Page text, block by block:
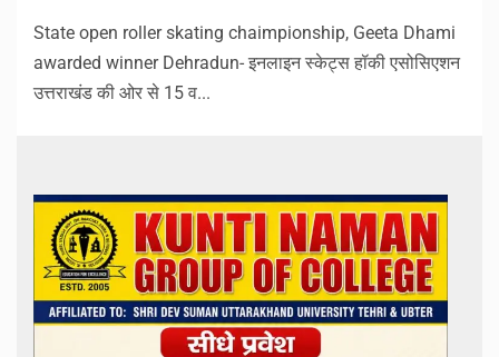
State open roller skating chaimpionship, Geeta Dhami
awarded winner Dehradun- इनलाइन स्केट्स हॉकी एसोसिएशन
उत्तराखंड की ओर से 15 व...